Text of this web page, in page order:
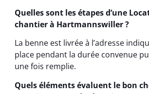
Quelles sont les étapes d’une
chantier à Hartmannswiller ?
La benne est livrée à l’adresse
place pendant la durée convenue
une fois remplie.
Quels éléments évaluent le bon